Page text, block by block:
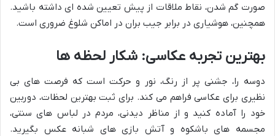
صورت گم شدن، نقاط ملاقات از پیش تعیین شده ای داشته باشید.
همچنین، هوشیاری در برابر جیب بران در اماکن شلوغ ضروری است.
بهترین تجربه عکاسی: شکار لحظه ها
دوسه را، جشنی پر از رنگ، نور و حرکت است که فرصت های بی
نظیری برای عکاسی فراهم می کند. برای ثبت بهترین لحظات، دوربین
خود را آماده کنید و از مناظر دیدنی، مردم در لباس های سنتی،
مجسمه های باشکوه و آتش بازی های شبانه عکس بگیرید.